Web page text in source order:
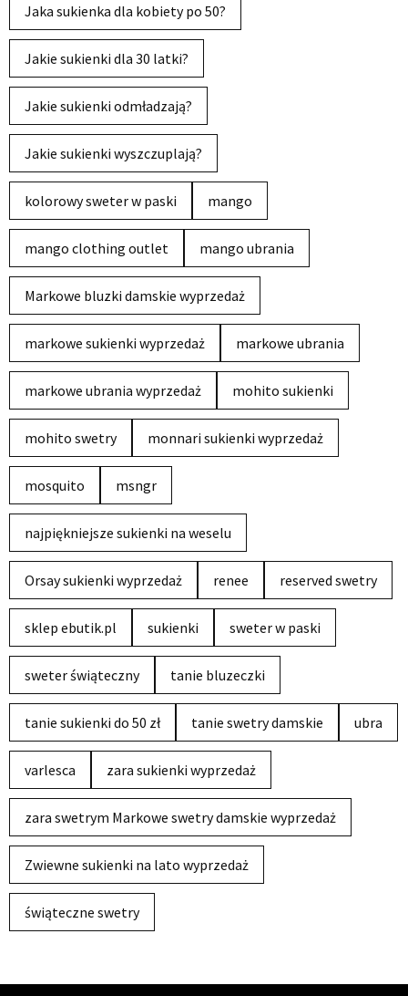
Jaka sukienka dla kobiety po 50?
Jakie sukienki dla 30 latki?
Jakie sukienki odmładzają?
Jakie sukienki wyszczuplają?
kolorowy sweter w paski mango
mango clothing outlet mango ubrania
Markowe bluzki damskie wyprzedaż
markowe sukienki wyprzedaż markowe ubrania
markowe ubrania wyprzedaż mohito sukienki
mohito swetry monnari sukienki wyprzedaż
mosquito msngr
najpiękniejsze sukienki na weselu
Orsay sukienki wyprzedaż renee reserved swetry
sklep ebutik.pl sukienki sweter w paski
sweter świąteczny tanie bluzeczki
tanie sukienki do 50 zł tanie swetry damskie ubra
varlesca zara sukienki wyprzedaż
zara swetrym Markowe swetry damskie wyprzedaż
Zwiewne sukienki na lato wyprzedaż
świąteczne swetry